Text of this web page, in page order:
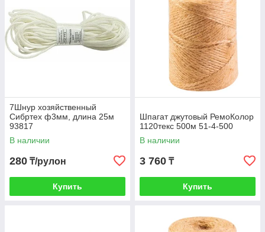
7Шнур хозяйственный
Сибртех ф3мм, длина 25м
93817
В наличии
280 ₸/рулон
Купить
Шпагат джутовый РемоКолор
1120текс 500м 51-4-500
В наличии
3 760 ₸
Купить